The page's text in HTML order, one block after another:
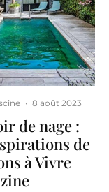
· 8 août 2023
de nage :
de
à Vivre